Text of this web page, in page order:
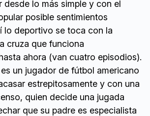
desde lo más simple y con el
posible sentimientos
lo deportivo se toca con la
cruza que funciona
ahora (van cuatro episodios).
un jugador de fútbol americano
estrepitosamente y con una
quien decide una jugada
que su padre es especialista